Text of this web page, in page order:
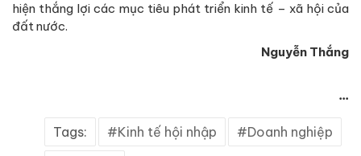
hiện thắng lợi các mục tiêu phát triển kinh tế – xã hội của
đất nước.
Nguyễn Thắng
...
Tags: Kinh tế hội nhập Doanh nghiệp